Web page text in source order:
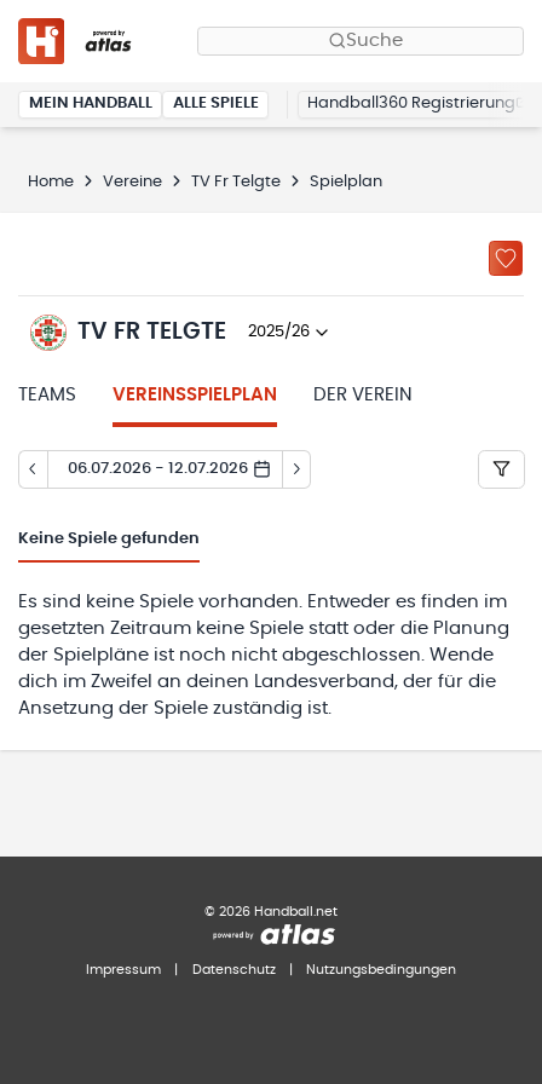
Suche
MEIN HANDBALL ALLE SPIELE Handball360 Registrierung
Home Vereine TV Fr Telgte Spielplan
TV FR TELGTE 2025/26
TEAMS VEREINSSPIELPLAN DER VEREIN
06.07.2026 - 12.07.2026
Keine Spiele gefunden
Es sind keine Spiele vorhanden. Entweder es finden im
gesetzten Zeitraum keine Spiele statt oder die Planung
der Spielpläne ist noch nicht abgeschlossen. Wende
dich im Zweifel an deinen Landesverband, der für die
Ansetzung der Spiele zuständig ist.
© 2026 Handball.net
Impressum Datenschutz Nutzungsbedingungen